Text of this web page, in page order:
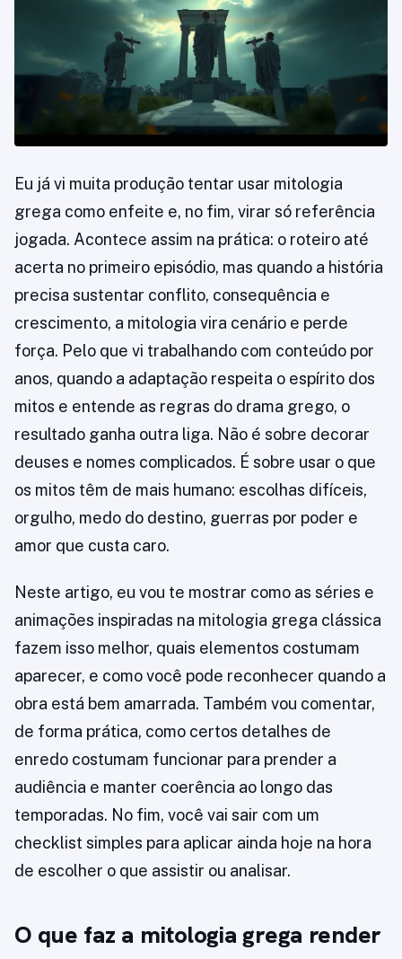
Eu já vi muita produção tentar usar mitologia
grega como enfeite e, no fim, virar só referência
jogada. Acontece assim na prática: o roteiro até
acerta no primeiro episódio, mas quando a história
precisa sustentar conflito, consequência e
crescimento, a mitologia vira cenário e perde
força. Pelo que vi trabalhando com conteúdo por
anos, quando a adaptação respeita o espírito dos
mitos e entende as regras do drama grego, o
resultado ganha outra liga. Não é sobre decorar
deuses e nomes complicados. É sobre usar o que
os mitos têm de mais humano: escolhas difíceis,
orgulho, medo do destino, guerras por poder e
amor que custa caro.
Neste artigo, eu vou te mostrar como as séries e
animações inspiradas na mitologia grega clássica
fazem isso melhor, quais elementos costumam
aparecer, e como você pode reconhecer quando a
obra está bem amarrada. Também vou comentar,
de forma prática, como certos detalhes de
enredo costumam funcionar para prender a
audiência e manter coerência ao longo das
temporadas. No fim, você vai sair com um
checklist simples para aplicar ainda hoje na hora
de escolher o que assistir ou analisar.
O que faz a mitologia grega render